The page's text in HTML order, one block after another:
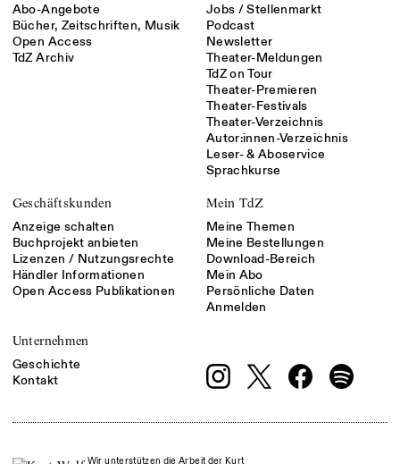
Abo-Angebote
Bücher, Zeitschriften, Musik
Open Access
TdZ Archiv
Jobs / Stellenmarkt
Podcast
Newsletter
Theater-Meldungen
TdZ on Tour
Theater-Premieren
Theater-Festivals
Theater-Verzeichnis
Autor:innen-Verzeichnis
Leser- & Aboservice
Sprachkurse
Geschäftskunden
Anzeige schalten
Buchprojekt anbieten
Lizenzen / Nutzungsrechte
Händler Informationen
Open Access Publikationen
Mein TdZ
Meine Themen
Meine Bestellungen
Download-Bereich
Mein Abo
Persönliche Daten
Anmelden
Unternehmen
Geschichte
Kontakt
Wir unterstützen die Arbeit der Kurt